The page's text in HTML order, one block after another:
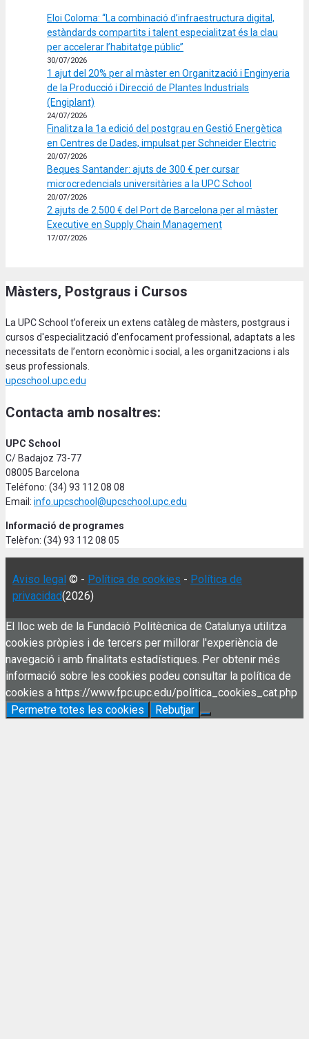
Eloi Coloma: “La combinació d’infraestructura digital,
estàndards compartits i talent especialitzat és la clau
per accelerar l’habitatge públic”
30/07/2026
1 ajut del 20% per al màster en Organització i Enginyeria
de la Producció i Direcció de Plantes Industrials
(Engiplant)
24/07/2026
Finalitza la 1a edició del postgrau en Gestió Energètica
en Centres de Dades, impulsat per Schneider Electric
20/07/2026
Beques Santander: ajuts de 300 € per cursar
microcredencials universitàries a la UPC School
20/07/2026
2 ajuts de 2.500 € del Port de Barcelona per al màster
Executive en Supply Chain Management
17/07/2026
Màsters, Postgraus i Cursos
La UPC School t’ofereix un extens catàleg de màsters, postgraus i
cursos d'especialització d’enfocament professional, adaptats a les
necessitats de l’entorn econòmic i social, a les organitzacions i als
seus professionals.
upcschool.upc.edu
Contacta amb nosaltres:
UPC School
C/ Badajoz 73-77
08005 Barcelona
Teléfono: (34) 93 112 08 08
Email: info.upcschool@upcschool.upc.edu
Informació de programes
Telèfon: (34) 93 112 08 05
Aviso legal © - Política de cookies - Política de
privacidad(2026)
El lloc web de la Fundació Politècnica de Catalunya utilitza
cookies pròpies i de tercers per millorar l'experiència de
navegació i amb finalitats estadístiques. Per obtenir més
informació sobre les cookies podeu consultar la política de
cookies a https://www.fpc.upc.edu/politica_cookies_cat.php
Permetre totes les cookies
Rebutjar